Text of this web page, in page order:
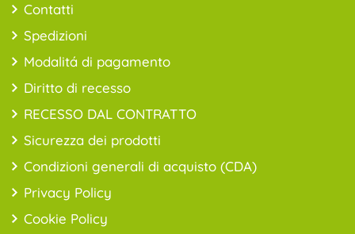
Contatti
Spedizioni
Modalitá di pagamento
Diritto di recesso
RECESSO DAL CONTRATTO
Sicurezza dei prodotti
Condizioni generali di acquisto (CDA)
Privacy Policy
Cookie Policy